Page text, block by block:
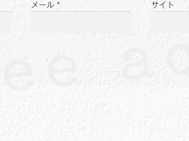
メール * サイト